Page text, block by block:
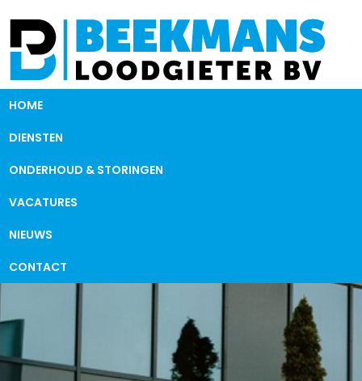
HOME
DIENSTEN
ONDERHOUD & STORINGEN
VACATURES
NIEUWS
CONTACT